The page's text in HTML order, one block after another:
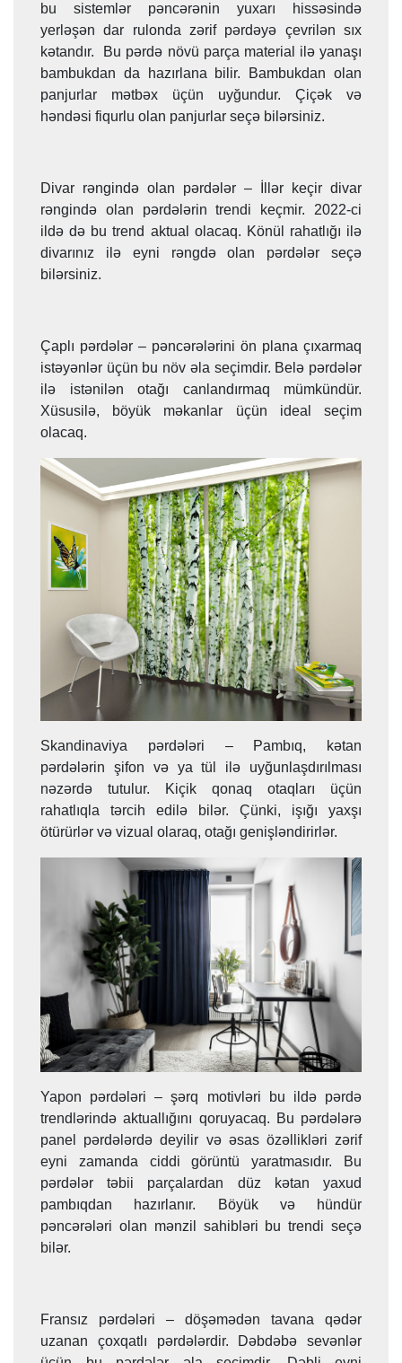
bu sistemlər pəncərənin yuxarı hissəsində
yerləşən dar rulonda zərif pərdəyə çevrilən sıx
kətandır. Bu pərdə növü parça material ilə yanaşı
bambukdan da hazırlana bilir. Bambukdan olan
panjurlar mətbəx üçün uyğundur. Çiçək və
həndəsi fiqurlu olan panjurlar seçə bilərsiniz.
Divar rəngində olan pərdələr – İllər keçir divar
rəngində olan pərdələrin trendi keçmir. 2022-ci
ildə də bu trend aktual olacaq. Könül rahatlığı ilə
divarınız ilə eyni rəngdə olan pərdələr seçə
bilərsiniz.
Çaplı pərdələr – pəncərələrini ön plana çıxarmaq
istəyənlər üçün bu növ əla seçimdir. Belə pərdələr
ilə istənilən otağı canlandırmaq mümkündür.
Xüsusilə, böyük məkanlar üçün ideal seçim
olacaq.
Skandinaviya pərdələri – Pambıq, kətan
pərdələrin şifon və ya tül ilə uyğunlaşdırılması
nəzərdə tutulur. Kiçik qonaq otaqları üçün
rahatlıqla tərcih edilə bilər. Çünki, işığı yaxşı
ötürürlər və vizual olaraq, otağı genişləndirirlər.
Yapon pərdələri – şərq motivləri bu ildə pərdə
trendlərində aktuallığını qoruyacaq. Bu pərdələrə
panel pərdələrdə deyilir və əsas özəllikləri zərif
eyni zamanda ciddi görüntü yaratmasıdır. Bu
pərdələr təbii parçalardan düz kətan yaxud
pambıqdan hazırlanır. Böyük və hündür
pəncərələri olan mənzil sahibləri bu trendi seçə
bilər.
Fransız pərdələri – döşəmədən tavana qədər
uzanan çoxqatlı pərdələrdir. Dəbdəbə sevənlər